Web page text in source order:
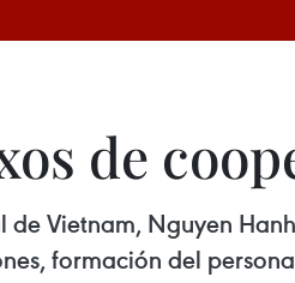
de
Vietnam, Nguyen
formación del